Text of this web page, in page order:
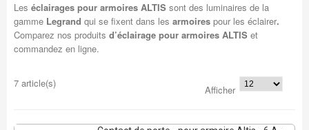
Les éclairages pour armoires ALTIS sont des luminaires de la
gamme Legrand qui se fixent dans les armoires pour les éclairer.
Comparez nos produits d’éclairage pour armoires ALTIS et
commandez en ligne.
7 article(s)
Afficher